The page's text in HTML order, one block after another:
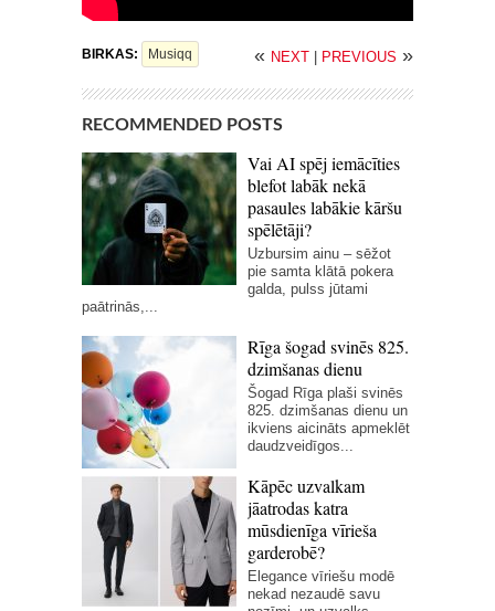
BIRKAS: Musiqq « NEXT PREVIOUS »
RECOMMENDED POSTS
Vai AI spēj iemācīties
blefot labāk nekā
pasaules labākie kāršu
spēlētāji?
Uzbursim ainu – sēžot
pie samta klātā pokera
galda, pulss jūtami
paātrinās,...
Rīga šogad svinēs 825.
dzimšanas dienu
Šogad Rīga plaši svinēs
825. dzimšanas dienu un
ikviens aicināts apmeklēt
daudzveidīgos...
Kāpēc uzvalkam
jāatrodas katra
mūsdienīga vīrieša
garderobē?
Elegance vīriešu modē
nekad nezaudē savu